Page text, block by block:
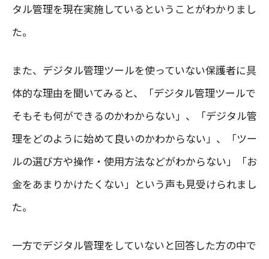
タル管理を現在実施しているということがわかりまし
た。
また、デジタル管理ツールを使っていない保護者に具
体的な理由を聞いてみると、「デジタル管理ツールで
そもそも何ができるのかわからない」、「デジタル管
理をどのように始めて良いのかわからない」、「ツー
ルの選び方や操作・使用方法などがわからない」「お
金をあまりかけたくない」という声も見受けられまし
た。
一方でデジタル管理をしていないと回答した方の中で